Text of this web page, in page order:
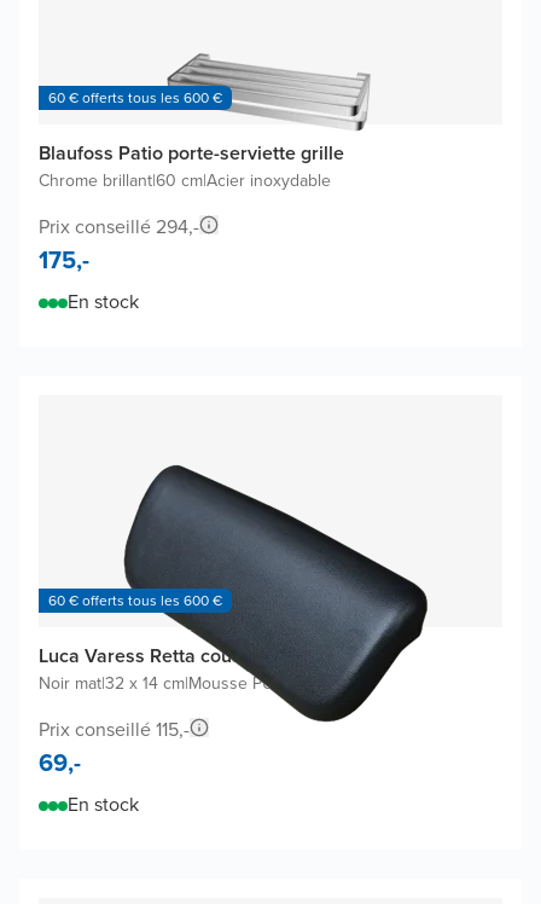
60 € offerts tous les 600 €
Blaufoss Patio porte-serviette grille
Chrome brillant|60 cm|Acier inoxydable
Prix conseillé 294,-
175,-
En stock
60 € offerts tous les 600 €
Luca Varess Retta coussin de bain
Noir mat|32 x 14 cm|Mousse PU
Prix conseillé 115,-
69,-
En stock